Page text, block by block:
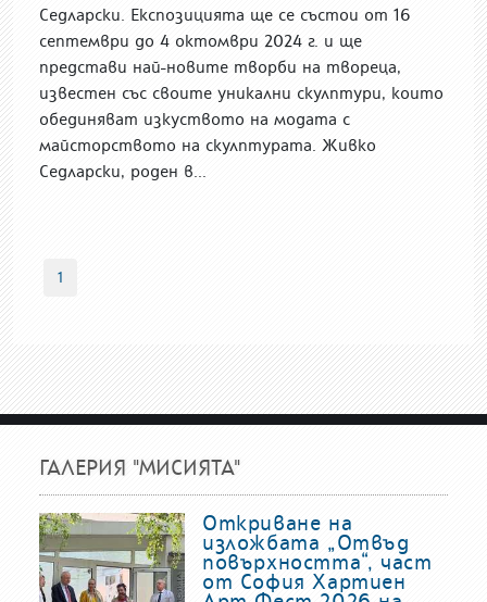
Седларски. Експозицията ще се състои от 16
септември до 4 октомври 2024 г. и ще
представи най-новите творби на твореца,
известен със своите уникални скулптури, които
обединяват изкуството на модата с
майсторството на скулптурата. Живко
Седларски, роден в...
1
ГАЛЕРИЯ "МИСИЯТА"
Откриване на
изложбата „Отвъд
повърхността“, част
от София Хартиен